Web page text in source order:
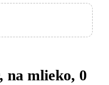
na mlieko, 0